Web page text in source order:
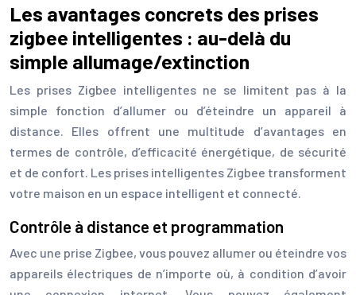
Les avantages concrets des prises
zigbee intelligentes : au-delà du
simple allumage/extinction
Les prises Zigbee intelligentes ne se limitent pas à la
simple fonction d’allumer ou d’éteindre un appareil à
distance. Elles offrent une multitude d’avantages en
termes de contrôle, d’efficacité énergétique, de sécurité
et de confort. Les prises intelligentes Zigbee transforment
votre maison en un espace intelligent et connecté.
Contrôle à distance et programmation
Avec une prise Zigbee, vous pouvez allumer ou éteindre vos
appareils électriques de n’importe où, à condition d’avoir